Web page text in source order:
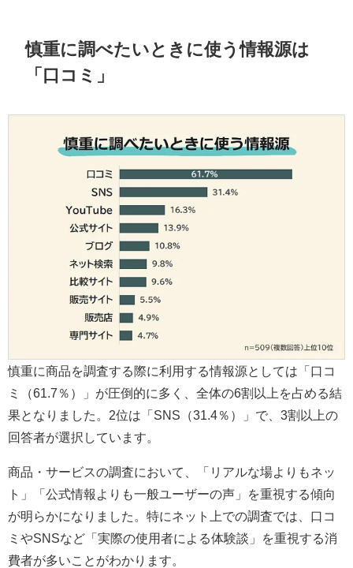
慎重に調べたいときに使う情報源は
「口コミ」
慎重に商品を調査する際に利用する情報源としては「口コ
ミ（61.7％）」が圧倒的に多く、全体の6割以上を占める結
果となりました。2位は「SNS（31.4％）」で、3割以上の
回答者が選択しています。
商品・サービスの調査において、「リアルな場よりもネッ
ト」「公式情報よりも一般ユーザーの声」を重視する傾向
が明らかになりました。特にネット上での調査では、口コ
ミやSNSなど「実際の使用者による体験談」を重視する消
費者が多いことがわかります。